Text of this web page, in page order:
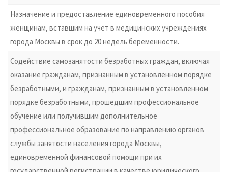
Назначение и предоставление единовременного пособия
женщинам, вставшим на учет в медицинских учреждениях
города Москвы в срок до 20 недель беременности.
Содействие самозанятости безработных граждан, включая
оказание гражданам, признанным в установленном порядке
безработными, и гражданам, признанным в установленном
порядке безработными, прошедшим профессиональное
обучение или получившим дополнительное
профессиональное образование по направлению органов
службы занятости населения города Москвы,
единовременной финансовой помощи при их